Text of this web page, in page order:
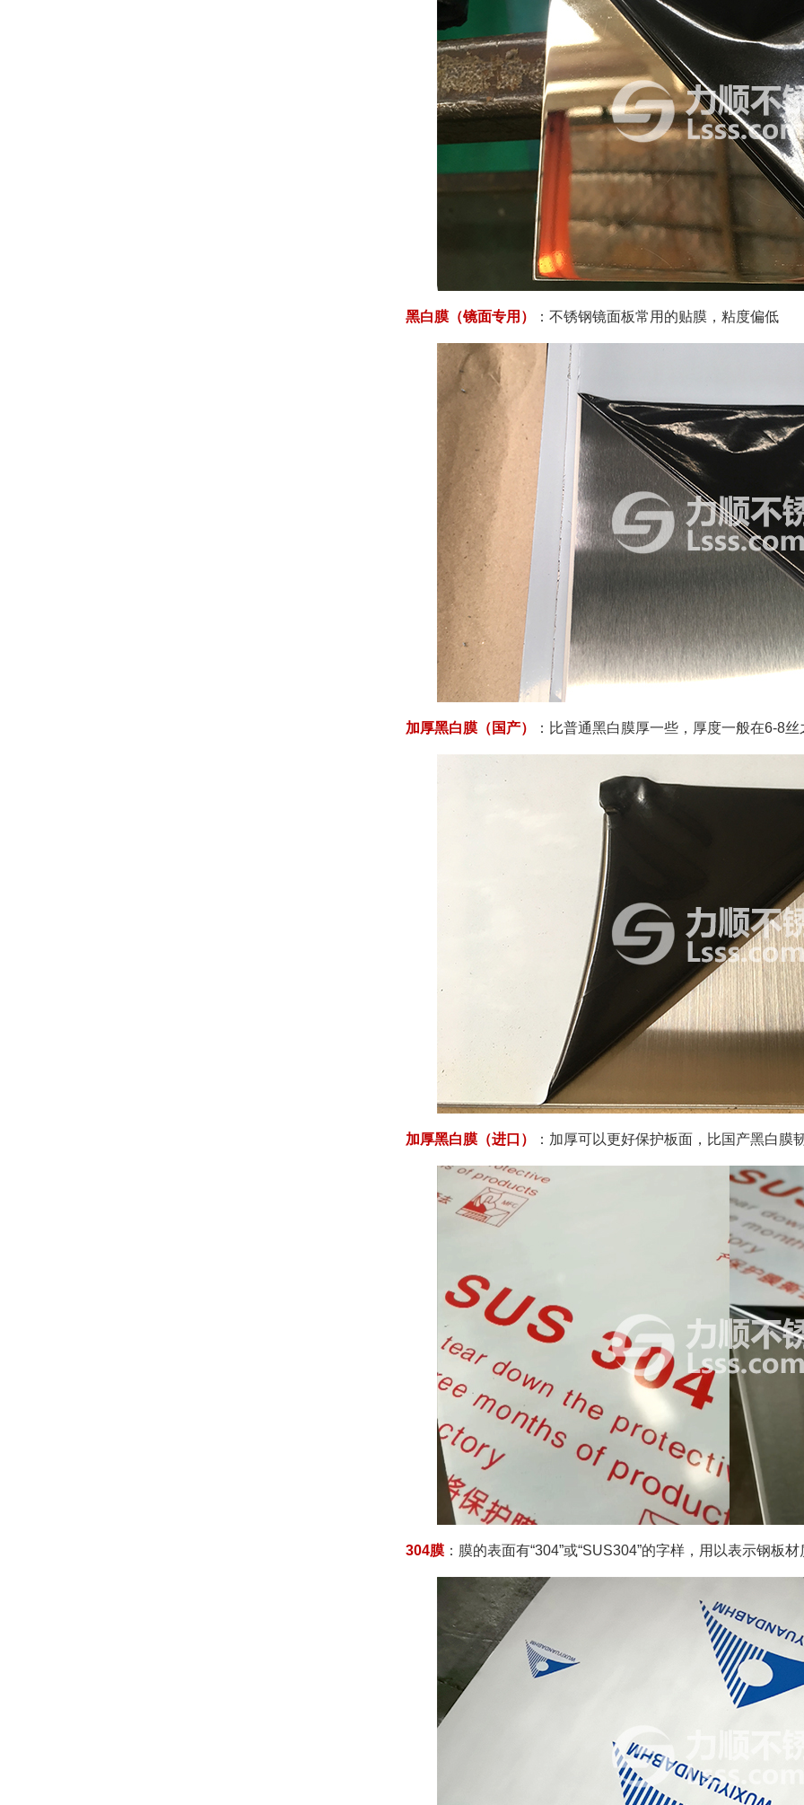
黑白膜（镜面专用） ：不锈钢镜面板常用的贴膜，粘度偏低
加厚黑白膜（国产） ：比普通黑白膜厚一些，厚度一般在6-8丝
加厚黑白膜（进口） ：加厚可以更好保护板面，比国产黑白膜
304膜 ：膜的表面有“304”或“SUS304”的字样，用以表示钢板材